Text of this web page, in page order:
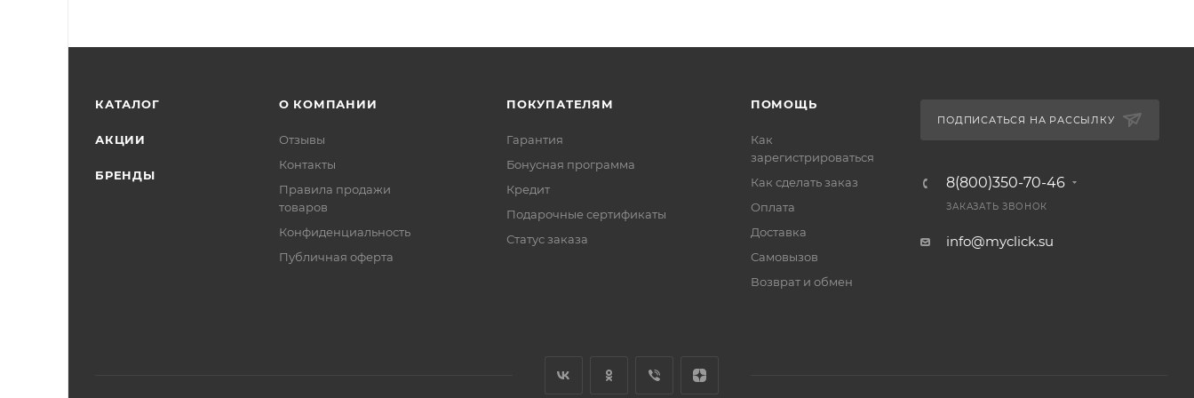
КАТАЛОГ
АКЦИИ
БРЕНДЫ
О КОМПАНИИ
Отзывы
Контакты
Правила продажи
товаров
Конфиденциальность
Публичная оферта
ПОКУПАТЕЛЯМ
Гарантия
Бонусная программа
Кредит
Подарочные сертификаты
Статус заказа
ПОМОЩЬ
Как
зарегистрироваться
Как сделать заказ
Оплата
Доставка
Самовызов
Возврат и обмен
ПОДПИСАТЬСЯ НА РАССЫЛКУ
8(800)350-70-46
ЗАКАЗАТЬ ЗВОНОК
info@myclick.su